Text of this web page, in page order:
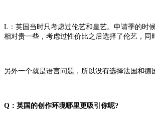
L：英国当时只考虑过伦艺和皇艺。申请季的时
相对贵一些，考虑过性价比之后选择了伦艺，
另外一个就是语言问题，所以没有选择法国和
Q：英国的创作环境哪里更吸引你呢?